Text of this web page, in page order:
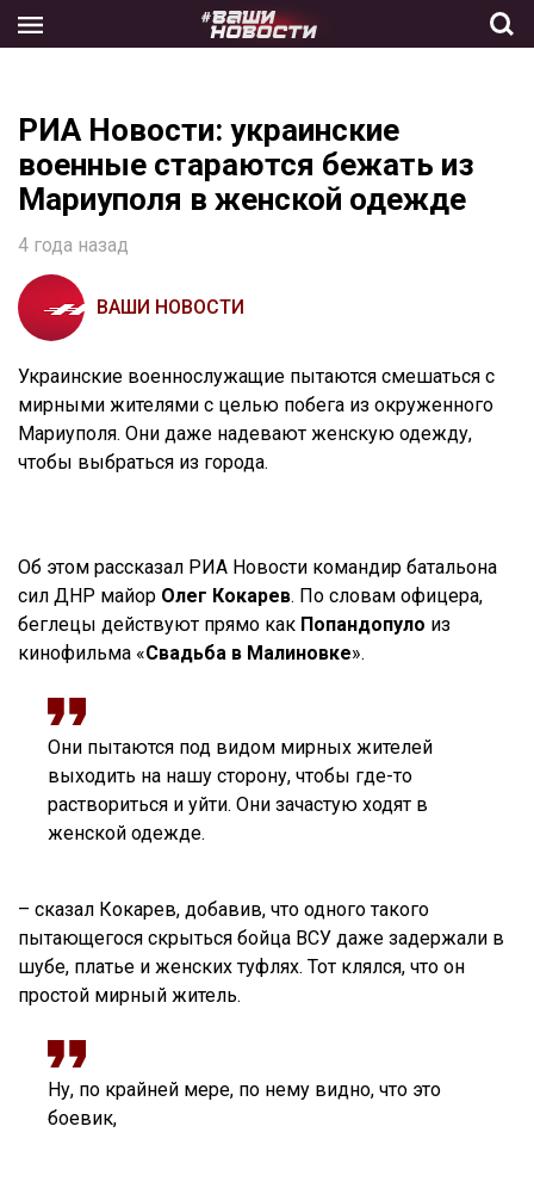
the
РИА Новости: украинские
военные стараются бежать из
Мариуполя в женской одежде
4 года назад
ВАШИ НОВОСТИ
Украинские военнослужащие пытаются смешаться с
мирными жителями с целью побега из окруженного
Мариуполя. Они даже надевают женскую одежду,
чтобы выбраться из города.
Об этом рассказал РИА Новости командир батальона
сил ДНР майор Олег Кокарев. По словам офицера,
беглецы действуют прямо как Попандопуло из
кинофильма «Свадьба в Малиновке».
Они пытаются под видом мирных жителей
выходить на нашу сторону, чтобы где-то
раствориться и уйти. Они зачастую ходят в
женской одежде.
– сказал Кокарев, добавив, что одного такого
пытающегося скрыться бойца ВСУ даже задержали в
шубе, платье и женских туфлях. Тот клялся, что он
простой мирный житель.
Ну, по крайней мере, по нему видно, что это
боевик,